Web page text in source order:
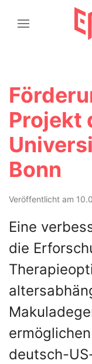
Projekt
Bonn
Veröffentlicht am
Eine
die
deutsch-